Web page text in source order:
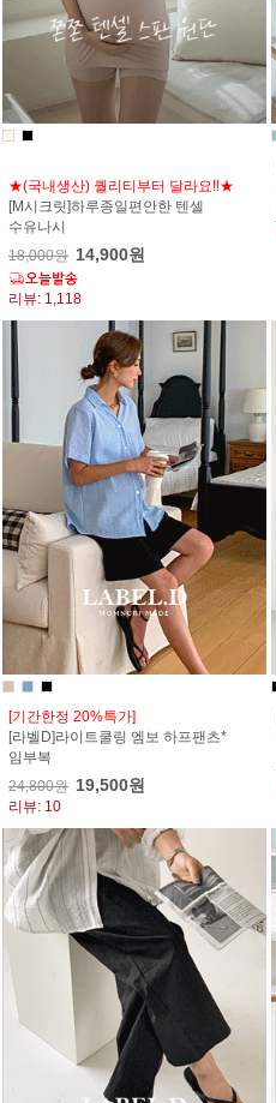
★(국내생산) 퀄리티부터 달라요!!★
[M시크릿]하루종일편안한 텐셀
수유나시
18,000원 14,900원
리뷰: 1,118
[기간한정 20%특가]
[라벨D]라이트쿨링 엠보 하프팬츠*
임부복
24,800원 19,500원
리뷰: 10